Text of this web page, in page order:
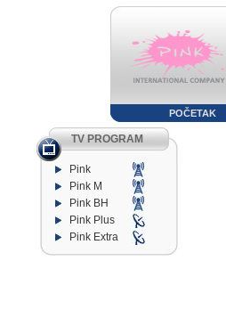
POČETAK
TV PROGRAM
Pink
Pink M
Pink BH
Pink Plus
Pink Extra